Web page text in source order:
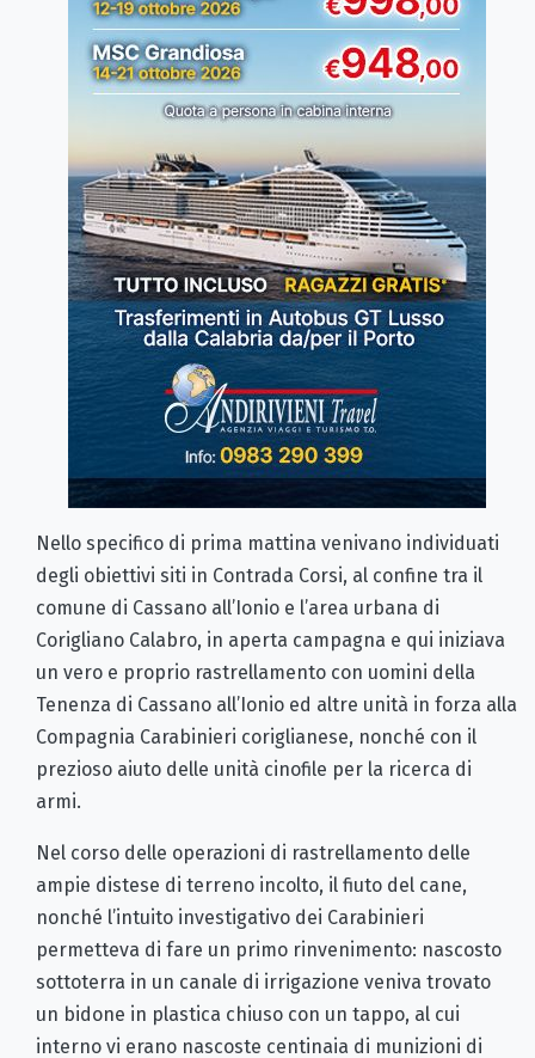
Nello specifico di prima mattina venivano individuati
degli obiettivi siti in Contrada Corsi, al confine tra il
comune di Cassano all’Ionio e l’area urbana di
Corigliano Calabro, in aperta campagna e qui iniziava
un vero e proprio rastrellamento con uomini della
Tenenza di Cassano all’Ionio ed altre unità in forza alla
Compagnia Carabinieri coriglianese, nonché con il
prezioso aiuto delle unità cinofile per la ricerca di
armi.
Nel corso delle operazioni di rastrellamento delle
ampie distese di terreno incolto, il fiuto del cane,
nonché l’intuito investigativo dei Carabinieri
permetteva di fare un primo rinvenimento: nascosto
sottoterra in un canale di irrigazione veniva trovato
un bidone in plastica chiuso con un tappo, al cui
interno vi erano nascoste centinaia di munizioni di